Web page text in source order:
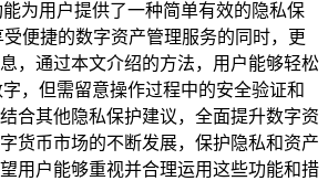
为用户提供了一种简单有效的隐私保
便捷的数字资产管理服务的同时，更
，通过本文介绍的方法，用户能够轻松
，但需留意操作过程中的安全验证和
合其他隐私保护建议，全面提升数字资
货币市场的不断发展，保护隐私和资产
用户能够重视并合理运用这些功能和措